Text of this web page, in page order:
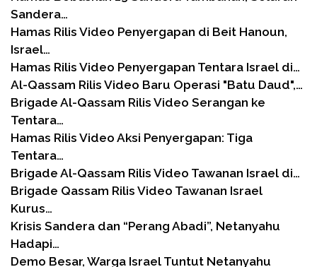
Sandera…
Hamas Rilis Video Penyergapan di Beit Hanoun,
Israel…
Hamas Rilis Video Penyergapan Tentara Israel di…
Al-Qassam Rilis Video Baru Operasi "Batu Daud",…
Brigade Al-Qassam Rilis Video Serangan ke
Tentara…
Hamas Rilis Video Aksi Penyergapan: Tiga
Tentara…
Brigade Al-Qassam Rilis Video Tawanan Israel di…
Brigade Qassam Rilis Video Tawanan Israel
Kurus…
Krisis Sandera dan “Perang Abadi”, Netanyahu
Hadapi…
Demo Besar, Warga Israel Tuntut Netanyahu